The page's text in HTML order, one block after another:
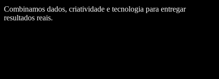
Combinamos dados, criatividade e tecnologia para entregar
resultados reais.